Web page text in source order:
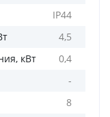
IP44
4,5
кВт
0,4
-
8